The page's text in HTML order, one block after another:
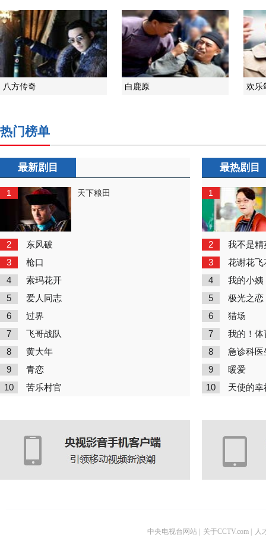
八方传奇 白鹿原 欢乐
热门榜单
最新剧目
1 天下粮田
2 东风破
3 枪口
4 索玛花开
5 爱人同志
6 过界
7 飞哥战队
8 黄大年
9 青恋
10 苦乐村官
最热剧目
1
2 我不是精
3 花谢花飞
4 我的小姨
5 极光之恋
6 猎场
7 我的！体
8 急诊科医
9 暖爱
10 天使的幸
中央电视台网站 关于CCTV.com 人